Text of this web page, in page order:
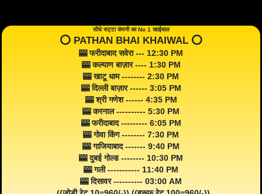
सीधे सट्टा कंपनी का No 1 खाईवाल
⭕️ PATHAN BHAI KHAIWAL ⭕️
🎰 फरीदाबाद सवेरा --- 12:30 PM
🎰 कल्याण बाज़ार ---- 1:30 PM
🎰 खाटू धाम -------- 2:30 PM
🎰 दिल्ली बाज़ार ------ 3:05 PM
🎰 श्री गणेश ------ 4:35 PM
🎰 करनाल ---------- 5:30 PM
🎰 फरीदाबाद --------- 6:05 PM
🎰 गोवा किंग -------- 7:30 PM
🎰 गाजियाबाद ------- 9:40 PM
🎰 दुबई गोल्ड -------- 10:30 PM
🎰 गली ----------- 11:40 PM
🎰 दिसावर ---------- 03:00 AM